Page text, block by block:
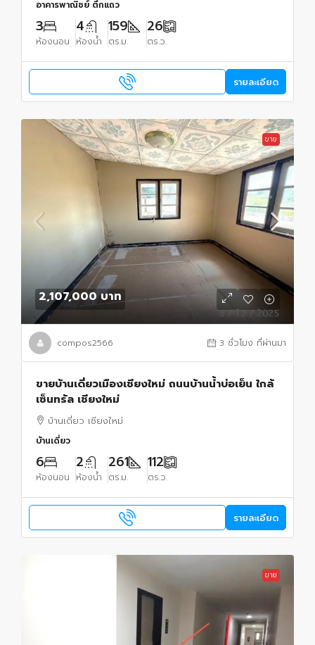
อาคารพาณิชย์ ตึกแถว
3
ห้องนอน
4
ห้องน้ำ
159
ตร.ม.
26
ตร.ว.
รายละเอียด
ขาย
2,107,000 บาท
compos2566 3 ชั่วโมง ที่ผ่านมา
ขายบ้านเดี่ยวเมืองเชียงใหม่ ถนนบ้านน้ำบ่อเย็น ใกล้
เซ็นทรัล เชียงใหม่
บ้านเดี่ยว เชียงใหม่
บ้านเดี่ยว
6
ห้องนอน
2
ห้องน้ำ
261
ตร.ม.
112
ตร.ว.
รายละเอียด
ขาย